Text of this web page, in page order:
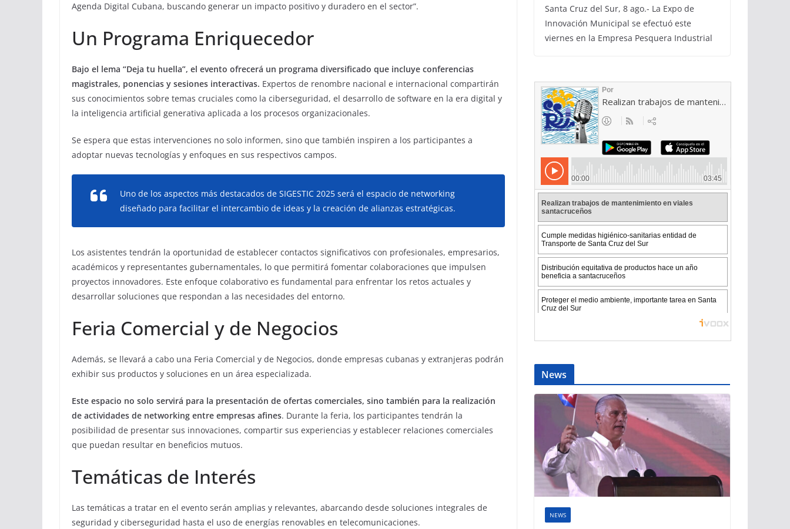
Agenda Digital Cubana, buscando generar un impacto positivo y duradero en el sector”.
Un Programa Enriquecedor
Bajo el lema “Deja tu huella”, el evento ofrecerá un programa diversificado que incluye conferencias
magistrales, ponencias y sesiones interactivas. Expertos de renombre nacional e internacional compartirán
sus conocimientos sobre temas cruciales como la ciberseguridad, el desarrollo de software en la era digital y
la inteligencia artificial generativa aplicada a los procesos organizacionales.
Se espera que estas intervenciones no solo informen, sino que también inspiren a los participantes a
adoptar nuevas tecnologías y enfoques en sus respectivos campos.
Uno de los aspectos más destacados de SIGESTIC 2025 será el espacio de networking
diseñado para facilitar el intercambio de ideas y la creación de alianzas estratégicas.
Los asistentes tendrán la oportunidad de establecer contactos significativos con profesionales, empresarios,
académicos y representantes gubernamentales, lo que permitirá fomentar colaboraciones que impulsen
proyectos innovadores. Este enfoque colaborativo es fundamental para enfrentar los retos actuales y
desarrollar soluciones que respondan a las necesidades del entorno.
Feria Comercial y de Negocios
Además, se llevará a cabo una Feria Comercial y de Negocios, donde empresas cubanas y extranjeras podrán
exhibir sus productos y soluciones en un área especializada.
Este espacio no solo servirá para la presentación de ofertas comerciales, sino también para la realización
de actividades de networking entre empresas afines. Durante la feria, los participantes tendrán la
posibilidad de presentar sus innovaciones, compartir sus experiencias y establecer relaciones comerciales
que puedan resultar en beneficios mutuos.
Temáticas de Interés
Las temáticas a tratar en el evento serán amplias y relevantes, abarcando desde soluciones integrales de
seguridad y ciberseguridad hasta el uso de energías renovables en telecomunicaciones.
Santa Cruz del Sur, 8 ago.- La Expo de
Innovación Municipal se efectuó este
viernes en la Empresa Pesquera Industrial
News
NEWS